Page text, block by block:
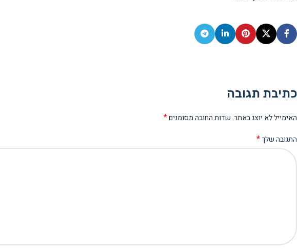
כתיבת תגובה
האימייל לא יוצג באתר.שדות החובה מסומנים*
התגובה שלך*